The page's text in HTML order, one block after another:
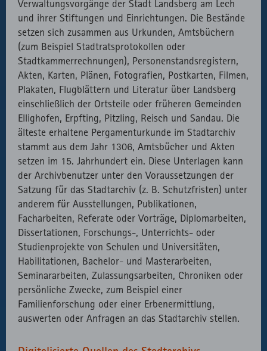
Verwaltungsvorgänge der Stadt Landsberg am Lech
und ihrer Stiftungen und Einrichtungen. Die Bestände
setzen sich zusammen aus Urkunden, Amtsbüchern
(zum Beispiel Stadtratsprotokollen oder
Stadtkammerrechnungen), Personenstandsregistern,
Akten, Karten, Plänen, Fotografien, Postkarten, Filmen,
Plakaten, Flugblättern und Literatur über Landsberg
einschließlich der Ortsteile oder früheren Gemeinden
Ellighofen, Erpfting, Pitzling, Reisch und Sandau. Die
älteste erhaltene Pergamenturkunde im Stadtarchiv
stammt aus dem Jahr 1306, Amtsbücher und Akten
setzen im 15. Jahrhundert ein. Diese Unterlagen kann
der Archivbenutzer unter den Voraussetzungen der
Satzung für das Stadtarchiv (z. B. Schutzfristen) unter
anderem für Ausstellungen, Publikationen,
Facharbeiten, Referate oder Vorträge, Diplomarbeiten,
Dissertationen, Forschungs-, Unterrichts- oder
Studienprojekte von Schulen und Universitäten,
Habilitationen, Bachelor- und Masterarbeiten,
Seminararbeiten, Zulassungsarbeiten, Chroniken oder
persönliche Zwecke, zum Beispiel einer
Familienforschung oder einer Erbenermittlung,
auswerten oder Anfragen an das Stadtarchiv stellen.